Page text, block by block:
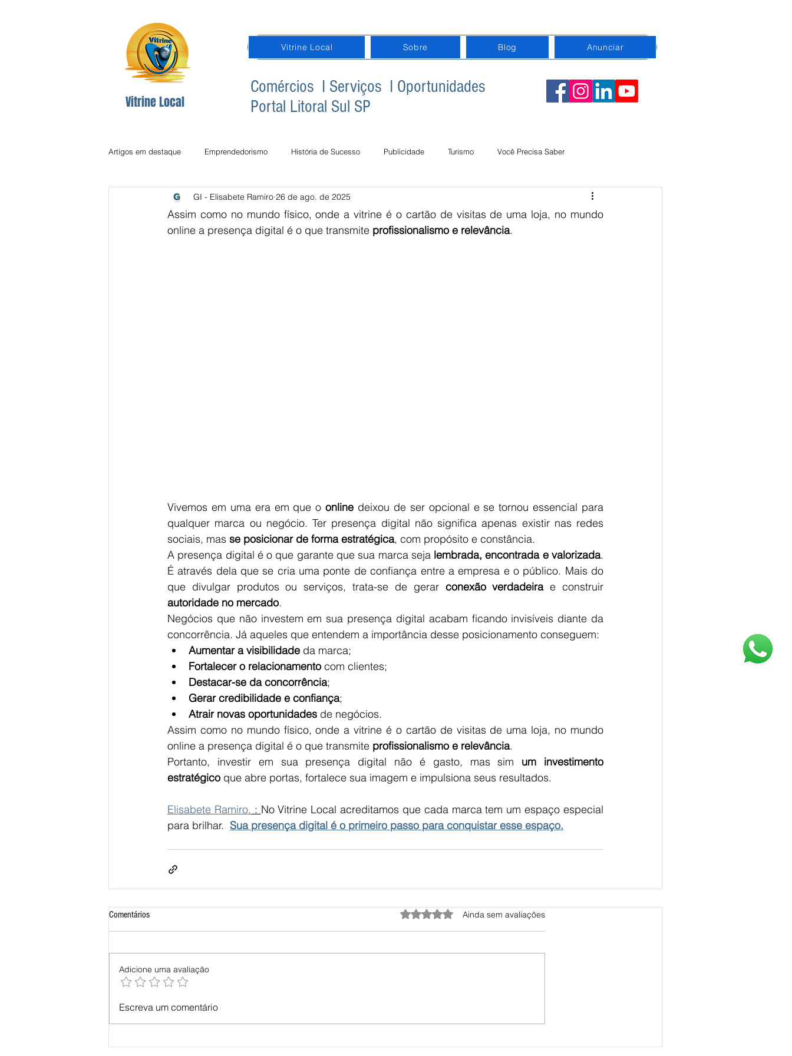
Vitrine Local
Vitrine Local Sobre Blog Anunciar
Comércios I Serviços I Oportunidades
Portal Litoral Sul SP
Artigos em destaque Emprendedorismo História de Sucesso Publicidade Turismo Você Precisa Saber
Dicas Redes Sociais Inclusão Digital na Terceira Idade Conexão
GI - Elisabete Ramiro 26 de ago. de 2025
Assim como no mundo físico, onde a vitrine é o cartão de visitas de uma loja, no mundo
online a presença digital é o que transmite profissionalismo e relevância.
Vivemos em uma era em que o online deixou de ser opcional e se tornou essencial para
qualquer marca ou negócio. Ter presença digital não significa apenas existir nas redes
sociais, mas se posicionar de forma estratégica, com propósito e constância.
A presença digital é o que garante que sua marca seja lembrada, encontrada e valorizada.
É através dela que se cria uma ponte de confiança entre a empresa e o público. Mais do
que divulgar produtos ou serviços, trata-se de gerar conexão verdadeira
autoridade no mercado.
Negócios que não investem em sua presença digital acabam ficando invisíveis diante da
concorrência. Já aqueles que entendem a importância desse posicionamento conseguem:
Aumentar a visibilidade da marca;
Fortalecer o relacionamento com clientes;
Destacar-se da concorrência;
Gerar credibilidade e confiança;
Atrair novas oportunidades de negócios.
Assim como no mundo físico, onde a vitrine é o cartão de visitas de uma loja, no mundo
online a presença digital é o que transmite profissionalismo e relevância.
Portanto, investir em sua presença digital não é gasto, mas sim um investimento
estratégico que abre portas, fortalece sua imagem e impulsiona seus resultados.
Elisabete Ramiro. : No Vitrine Local acreditamos que cada marca tem um espaço especial
para brilhar. Sua presença digital é o primeiro passo para conquistar esse espaço.
Comentários Avaliado com 0 de 5 estrelas.
Ainda sem avaliações
Adicione uma avaliação
Escreva um comentário